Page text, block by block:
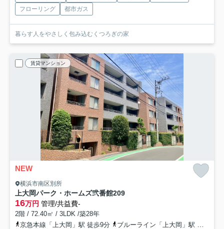
フローリング
都市ガス
暮らす人をやさしく包み込むくつろぎの家
賃貸マンション
NEW
横浜市南区別所
上大岡パーク・ホームズ弐番館209
16万円 管理/共益費-
2階 / 72.40㎡ / 3LDK /築28年
京急本線「上大岡」駅 徒歩9分
ブルーライン「上大岡」駅 徒歩9分